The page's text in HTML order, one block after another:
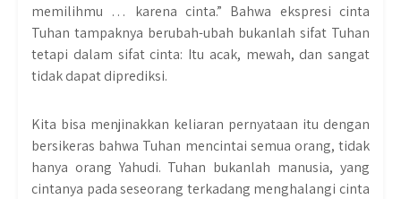
memilihmu … karena cinta.” Bahwa ekspresi cinta
Tuhan tampaknya berubah-ubah bukanlah sifat Tuhan
tetapi dalam sifat cinta: Itu acak, mewah, dan sangat
tidak dapat diprediksi.
Kita bisa menjinakkan keliaran pernyataan itu dengan
bersikeras bahwa Tuhan mencintai semua orang, tidak
hanya orang Yahudi. Tuhan bukanlah manusia, yang
cintanya pada seseorang terkadang menghalangi cinta